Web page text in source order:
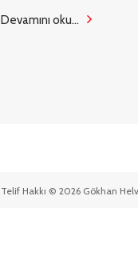
Devamını oku...
Telif Hakkı © 2026 Gökhan